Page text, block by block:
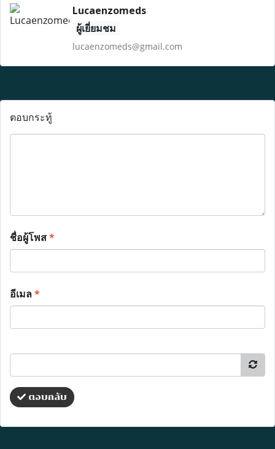
Lucaenzomeds
ผู้เยี่ยมชม
lucaenzomeds@gmail.com
ตอบกระทู้
ชื่อผู้โพส*
อีเมล*
ตอบกลับ